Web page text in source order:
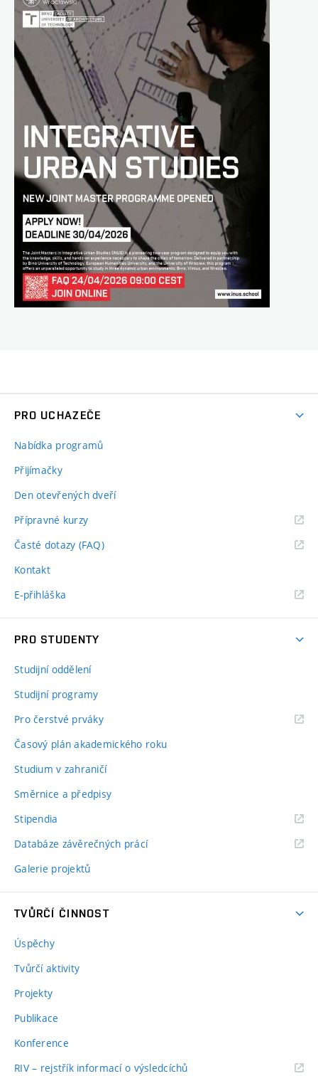
PRO UCHAZEČE
Nabídka programů
Přijímačky
Den otevřených dveří
Přípravné kurzy
Časté dotazy (FAQ)
Kontakt
E-přihláška
PRO STUDENTY
Studijní oddělení
Studijní programy
Pro čerstvé prváky
Časový plán akademického roku
Studium v zahraničí
Směrnice a předpisy
Stipendia
Databáze závěrečných prácí
Galerie projektů
TVŮRČÍ ČINNOST
Úspěchy
Tvůrčí aktivity
Projekty
Publikace
Konference
RIV – rejstřík informací o výsledcíchů